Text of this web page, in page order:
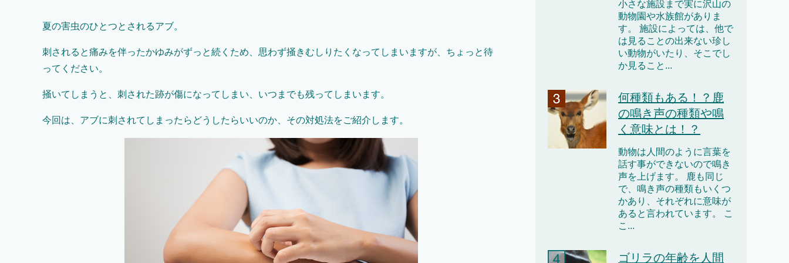
夏の害虫のひとつとされるアブ。
刺されると痛みを伴ったかゆみがずっと続くため、思わず掻きむしりたくなってしまいますが、ちょっと待
ってください。
掻いてしまうと、刺された跡が傷になってしまい、いつまでも残ってしまいます。
今回は、アブに刺されてしまったらどうしたらいいのか、その対処法をご紹介します。
小さな施設まで実に沢山の
動物園や水族館がありま
す。 施設によっては、他で
は見ることの出来ない珍し
い動物がいたり、そこでし
か見ること...
何種類もある！？鹿
の鳴き声の種類や鳴
く意味とは！？
動物は人間のように言葉を
話す事ができないので鳴き
声を上げます。 鹿も同じ
で、鳴き声の種類もいくつ
かあり、それぞれに意味が
あると言われています。 こ
こ...
ゴリラの年齢を人間